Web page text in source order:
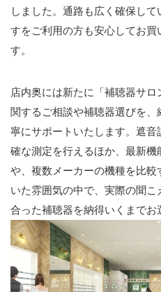
しました。通路も広く確保し
すをご利用の方も安心してお買
す。
店内奥には新たに「補聴器サ
関するご相談や補聴器選びを
寧にサポートいたします。遮
確な測定を行えるほか、最新
や、複数メーカーの機種を比
いた雰囲気の中で、実際の聞
合った補聴器を納得いくまでお